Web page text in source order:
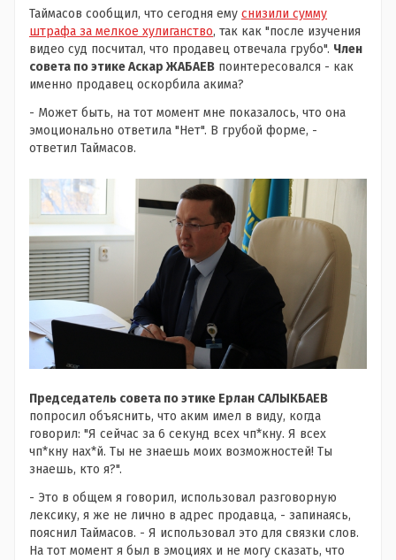
Таймасов сообщил, что сегодня ему снизили сумму
штрафа за мелкое хулиганство, так как "после изучения
видео суд посчитал, что продавец отвечала грубо". Член
совета по этике Аскар ЖАБАЕВ поинтересовался - как
именно продавец оскорбила акима?
- Может быть, на тот момент мне показалось, что она
эмоционально ответила "Нет". В грубой форме, -
ответил Таймасов.
Председатель совета по этике Ерлан САЛЫКБАЕВ
попросил объяснить, что аким имел в виду, когда
говорил: "Я сейчас за 6 секунд всех чп*кну. Я всех
чп*кну нах*й. Ты не знаешь моих возможностей! Ты
знаешь, кто я?".
- Это в общем я говорил, использовал разговорную
лексику, я же не лично в адрес продавца, - запинаясь,
пояснил Таймасов. - Я использовал это для связки слов.
На тот момент я был в эмоциях и не могу сказать, что